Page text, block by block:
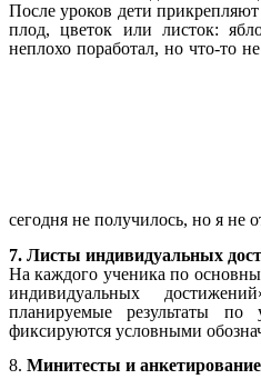
После уроков дети
плод, цветок или листок:
неплохо поработал, но что-то
сегодня не получилось, но я не
7. Листы индивидуальных
На каждого ученика по
индивидуальных
планируемые результаты по
фиксируются условными
8. Минитесты и анкетирование